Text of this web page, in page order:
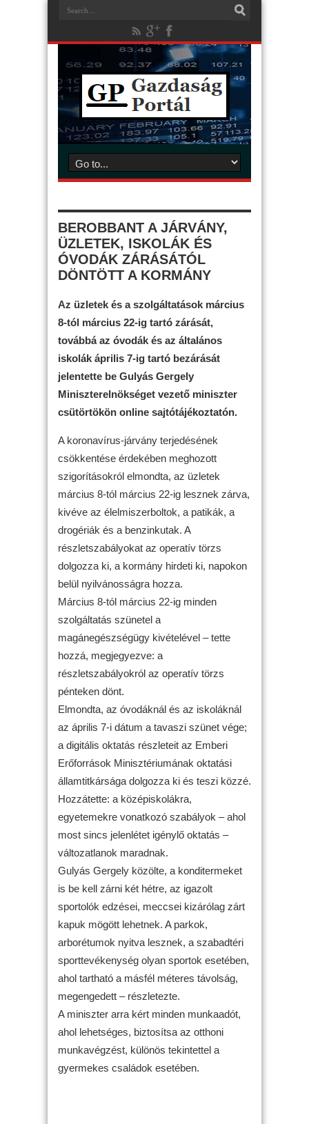
BEROBBANT A JÁRVÁNY,
ÜZLETEK, ISKOLÁK ÉS
ÓVODÁK ZÁRÁSÁTÓL
DÖNTÖTT A KORMÁNY
Az üzletek és a szolgáltatások március
8-tól március 22-ig tartó zárását,
továbbá az óvodák és az általános
iskolák április 7-ig tartó bezárását
jelentette be Gulyás Gergely
Miniszterelnökséget vezető miniszter
csütörtökön online sajtótájékoztatón.
A koronavírus-járvány terjedésének
csökkentése érdekében meghozott
szigorításokról elmondta, az üzletek
március 8-tól március 22-ig lesznek zárva,
kivéve az élelmiszerboltok, a patikák, a
drogériák és a benzinkutak. A
részletszabályokat az operatív törzs
dolgozza ki, a kormány hirdeti ki, napokon
belül nyilvánosságra hozza.
Március 8-tól március 22-ig minden
szolgáltatás szünetel a
magánegészségügy kivételével – tette
hozzá, megjegyezve: a
részletszabályokról az operatív törzs
pénteken dönt.
Elmondta, az óvodáknál és az iskoláknál
az április 7-i dátum a tavaszi szünet vége;
a digitális oktatás részleteit az Emberi
Erőforrások Minisztériumának oktatási
államtitkársága dolgozza ki és teszi közzé.
Hozzátette: a középiskolákra,
egyetemekre vonatkozó szabályok – ahol
most sincs jelenlétet igénylő oktatás –
változatlanok maradnak.
Gulyás Gergely közölte, a konditermeket
is be kell zárni két hétre, az igazolt
sportolók edzései, meccsei kizárólag zárt
kapuk mögött lehetnek. A parkok,
arborétumok nyitva lesznek, a szabadtéri
sporttevékenység olyan sportok esetében,
ahol tartható a másfél méteres távolság,
megengedett – részletezte.
A miniszter arra kért minden munkaadót,
ahol lehetséges, biztosítsa az otthoni
munkavégzést, különös tekintettel a
gyermekes családok esetében.